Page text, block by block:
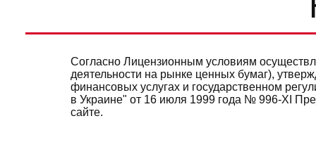
Согласно Лицензионным условиям
деятельности на рынке ценных бумаг),
финансовых услугах и государственном
в Украине" от 16 июля 1999 года № 996-XI
сайте.